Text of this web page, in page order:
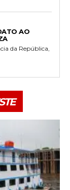
AO
da República,